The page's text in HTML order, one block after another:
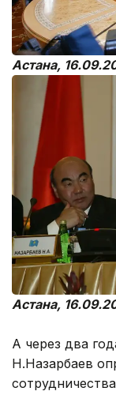
Астана,
Астана,
А через два
Н.Назарбаев